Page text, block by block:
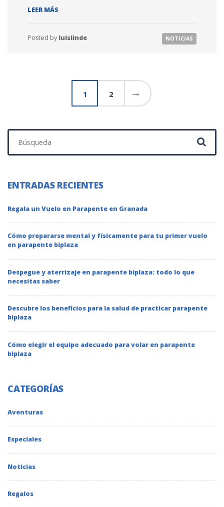
LEER MÁS
Posted by luislinde NOTICIAS
Paginación de entradas
1 2
Buscar:
ENTRADAS RECIENTES
Regala un Vuelo en Parapente en Granada
Cómo prepararse mental y físicamente para tu primer vuelo
en parapente biplaza
Despegue y aterrizaje en parapente biplaza: todo lo que
necesitas saber
Descubre los beneficios para la salud de practicar parapente
biplaza
Cómo elegir el equipo adecuado para volar en parapente
biplaza
CATEGORÍAS
Aventuras
Especiales
Noticias
Regalos